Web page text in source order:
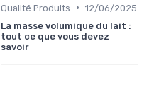
Qualité Produits • 12/06/2025
La masse volumique du lait :
tout ce que vous devez
savoir